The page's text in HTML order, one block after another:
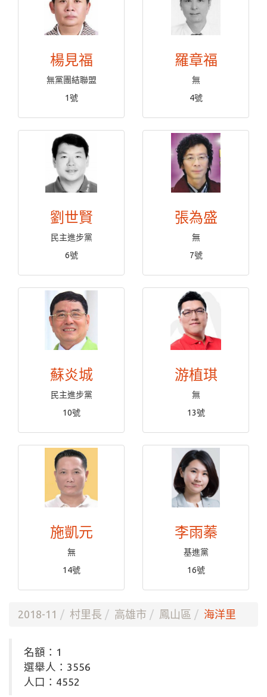
楊見福
無黨團結聯盟
1號
羅章福
無
4號
劉世賢
民主進步黨
6號
張為盛
無
7號
蘇炎城
民主進步黨
10號
游植琪
無
13號
施凱元
無
14號
李雨蓁
基進黨
16號
2018-11 村里長 高雄市 鳳山區 海洋里
名額：1
選舉人：3556
人口：4552